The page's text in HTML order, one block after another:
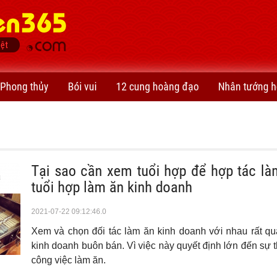
Phong thủy Bói vui 12 cung hoàng đạo Nhân tướng
​Tại sao cần xem tuổi hợp để hợp tác
tuổi hợp làm ăn kinh doanh
2021-07-22 09:12:46.0
Xem và chọn đối tác làm ăn kinh doanh với nhau rất
kinh doanh buôn bán. Vì việc này quyết định lớn đến sự
công việc làm ăn.